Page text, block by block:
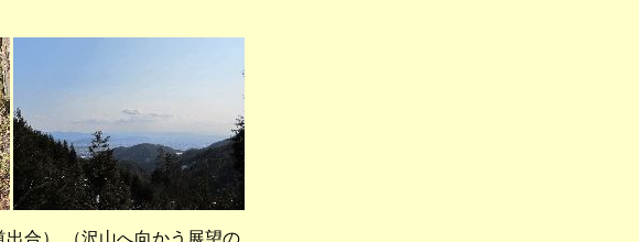
合） （沢山へ向かう展望の